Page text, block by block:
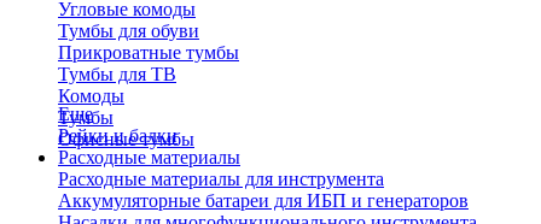
Угловые комоды
Тумбы для обуви
Прикроватные тумбы
Тумбы для ТВ
Комоды
Тумбы
Офисные тумбы
Еще
Рейки и балки
Расходные материалы
Расходные материалы для инструмента
Аккумуляторные батареи для ИБП и генераторов